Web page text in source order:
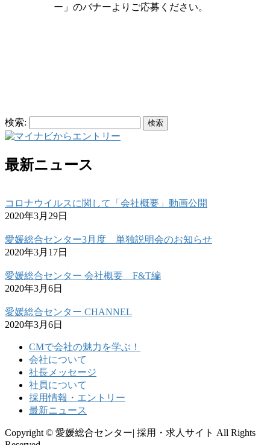
ー」のバナーよりご応募ください。
検索:
最新ニュース
コロナウイルスに関して「会社概要」動画公開
2020年3月29日
愛媛総合センター3月度 単独説明会のお知らせ
2020年3月17日
愛媛総合センター 会社概要 F&T編
2020年3月6日
愛媛総合センター CHANNEL
2020年3月6日
CMで会社の魅力を学ぶ！
会社について
社長メッセージ
社員について
採用情報・エントリー
最新ニュース
Copyright © 愛媛総合センター| 採用・求人サイト All Rights